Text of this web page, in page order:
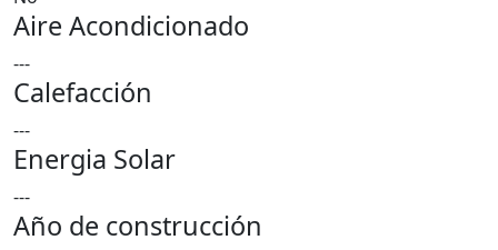
Aire Acondicionado
---
Calefacción
---
Energia Solar
---
Año de construcción